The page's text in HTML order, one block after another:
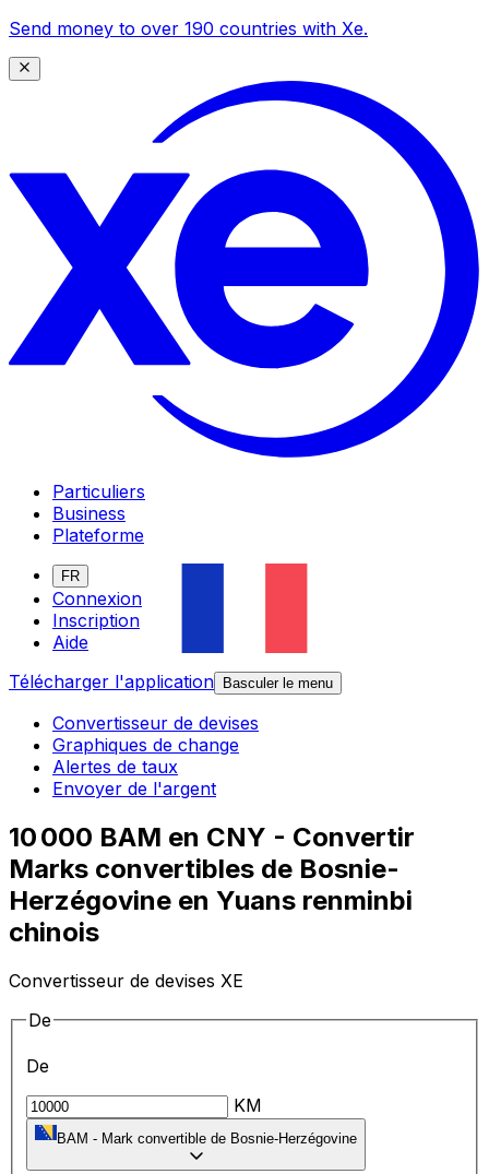
Send money to over 190 countries with Xe.
Particuliers
Business
Plateforme
FR
Connexion
Inscription
Aide
Télécharger l'application
Basculer le menu
Convertisseur de devises
Graphiques de change
Alertes de taux
Envoyer de l'argent
10 000 BAM en CNY - Convertir
Marks convertibles de Bosnie-
Herzégovine en Yuans renminbi
chinois
Convertisseur de devises XE
De
De
KM
BAM - Mark convertible de Bosnie-Herzégovine